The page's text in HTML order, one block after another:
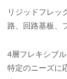
リジッドフレッ
路、回路基板、
4層フレキシブ
特定のニーズに